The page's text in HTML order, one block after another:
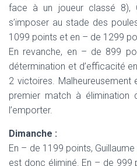
face à un joueur classé 8),
s’imposer au stade des
1099 points et en – de 1299
En revanche, en – de 899
détermination et d’efficacité
2 victoires.
premier match à
l’emporter.
Dimanche :
En – de 1199 points,
est donc éliminé. En – de 999